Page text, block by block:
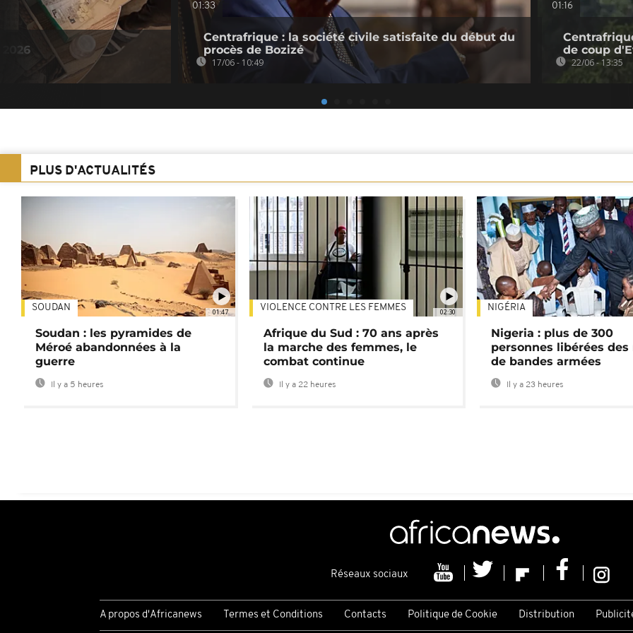
01:33
Centrafrique : la société civile satisfaite du début du
procès de Bozizé
17/06 - 10:49
01:16
de coup
22/06 - 13:35
PLUS D'ACTUALITÉS
01:47
SOUDAN
Soudan : les pyramides de
Méroé abandonnées à la
guerre
Il y a 5 heures
02:30
VIOLENCE CONTRE LES FEMMES
Afrique du Sud : 70 ans après
la marche des femmes, le
combat continue
Il y a 22 heures
NIGÉRIA
Nigeria : plus de 300
personnes libérées des
de bandes armées
Il y a 23 heures
Réseaux sociaux
A propos d'Africanews Termes et Conditions Contacts Politique de Cookie Distribution